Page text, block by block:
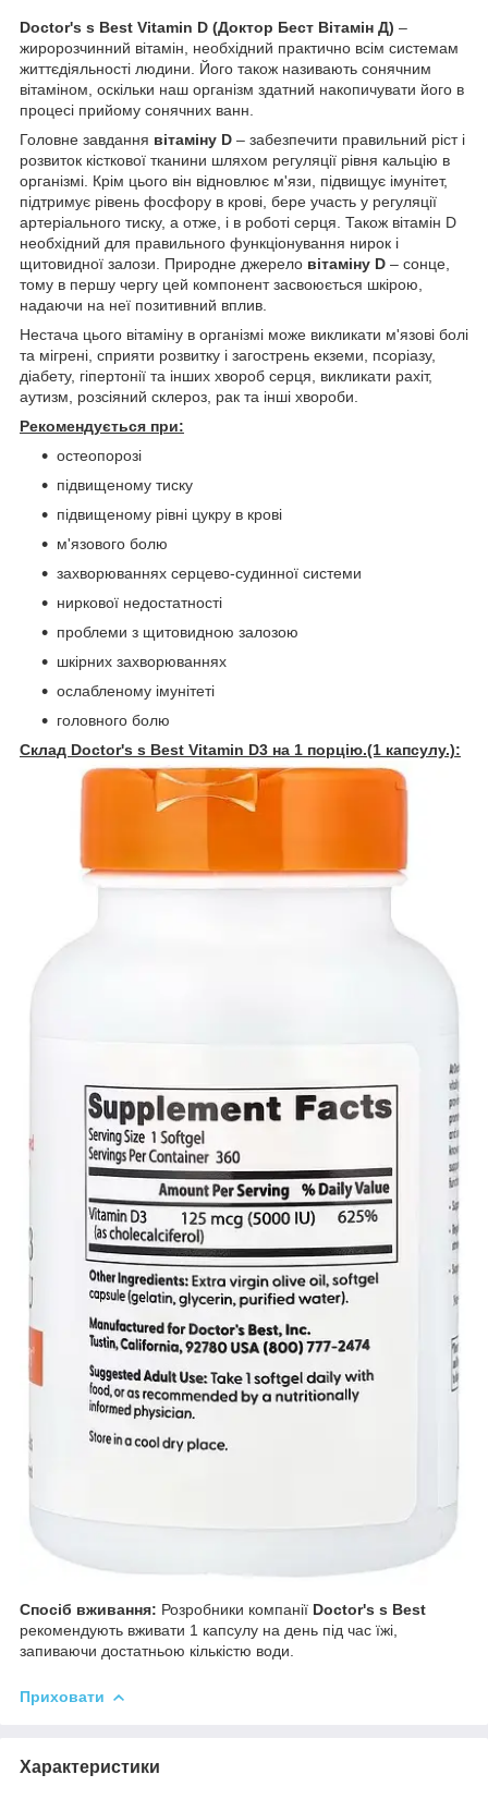
Doctor's s Best Vitamin D (Доктор Бест Вітамін Д) –
жиророзчинний вітамін, необхідний практично всім системам
життєдіяльності людини. Його також називають сонячним
вітаміном, оскільки наш організм здатний накопичувати його в
процесі прийому сонячних ванн.
Головне завдання вітаміну D – забезпечити правильний ріст і
розвиток кісткової тканини шляхом регуляції рівня кальцію в
організмі. Крім цього він відновлює м'язи, підвищує імунітет,
підтримує рівень фосфору в крові, бере участь у регуляції
артеріального тиску, а отже, і в роботі серця. Також вітамін D
необхідний для правильного функціонування нирок і
щитовидної залози. Природне джерело вітаміну D – сонце,
тому в першу чергу цей компонент засвоюється шкірою,
надаючи на неї позитивний вплив.
Нестача цього вітаміну в організмі може викликати м'язові болі
та мігрені, сприяти розвитку і загострень екземи, псоріазу,
діабету, гіпертонії та інших хвороб серця, викликати рахіт,
аутизм, розсіяний склероз, рак та інші хвороби.
Рекомендується при:
остеопорозі
підвищеному тиску
підвищеному рівні цукру в крові
м'язового болю
захворюваннях серцево-судинної системи
ниркової недостатності
проблеми з щитовидною залозою
шкірних захворюваннях
ослабленому імунітеті
головного болю
Склад Doctor's s Best Vitamin D3 на 1 порцію.(1 капсулу.):
Спосіб вживання: Розробники компанії Doctor's s Best
рекомендують вживати 1 капсулу на день під час їжі,
запиваючи достатньою кількістю води.
Приховати
Характеристики